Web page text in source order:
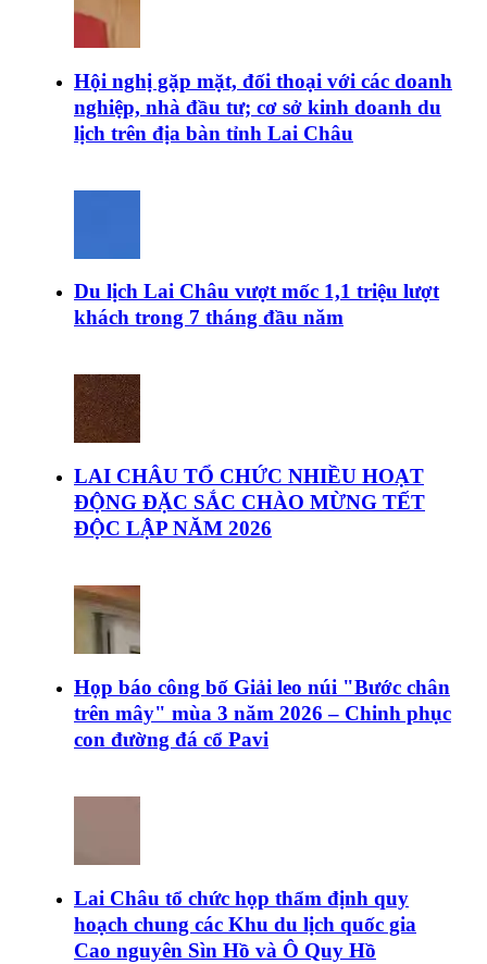
Hội nghị gặp mặt, đối thoại với các doanh
nghiệp, nhà đầu tư; cơ sở kinh doanh du
lịch trên địa bàn tỉnh Lai Châu
Du lịch Lai Châu vượt mốc 1,1 triệu lượt
khách trong 7 tháng đầu năm
LAI CHÂU TỔ CHỨC NHIỀU HOẠT
ĐỘNG ĐẶC SẮC CHÀO MỪNG TẾT
ĐỘC LẬP NĂM 2026
Họp báo công bố Giải leo núi "Bước chân
trên mây" mùa 3 năm 2026 – Chinh phục
con đường đá cổ Pavi
Lai Châu tổ chức họp thẩm định quy
hoạch chung các Khu du lịch quốc gia
Cao nguyên Sìn Hồ và Ô Quy Hồ